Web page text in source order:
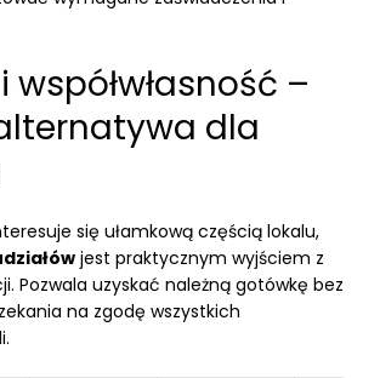
współwłasność –
dla
się ułamkową częścią lokalu,
jest praktycznym wyjściem z
Pozwala uzyskać należną gotówkę bez
na zgodę wszystkich